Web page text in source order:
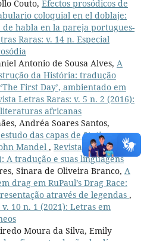
Couto, Efectos prosódicos de
coloquial en el doblaje:
habla en la pareja portugues-
Raras: v. 14 n. Especial
Antonio de Sousa Alves, A
da História: tradução
First Day’, ambientado em
Letras Raras: v. 5 n. 2 (2016):
africanas
Andréa Soares Santos,
das capas de Station
Mandel , Revista Letras
A tradução e suas linguagens
Sinara de Oliveira Branco, A
drag em RuPaul’s Drag Race:
através de legendas ,
10 n. 1 (2021): Letras em
Moura da Silva, Emily